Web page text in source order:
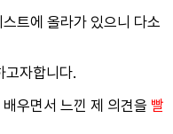
트에 올라가 있으니 다소
고자합니다.
우면서 느낀 제 의견을 빨